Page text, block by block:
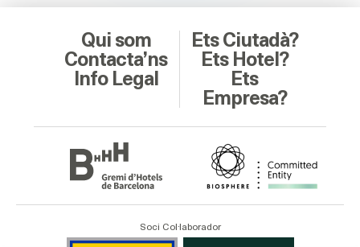
Qui som
Contacta’ns
Info Legal
Ets Ciutadà?
Ets Hotel?
Ets
Empresa?
Soci Col·laborador